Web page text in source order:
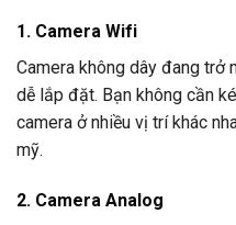
1. Camera Wifi
Camera không dây đang trở
dễ lắp đặt. Bạn không cần
camera ở nhiều vị trí khác
mỹ.
2. Camera Analog